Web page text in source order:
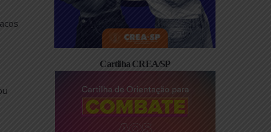
recorrentes e
traçados mal
com buracos